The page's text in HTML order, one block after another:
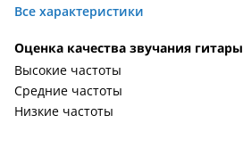
Все характеристики
Оценка качества звучания гитары
Высокие частоты
Средние частоты
Низкие частоты